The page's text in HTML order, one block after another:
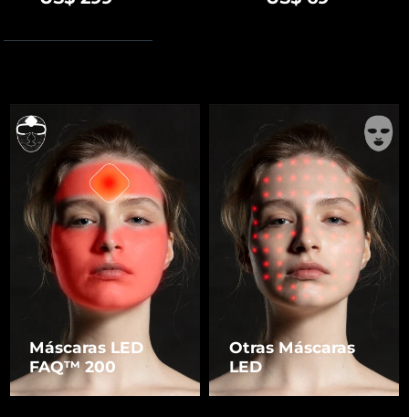
Máscaras LED
FAQ™ 200
Otras Máscaras
LED